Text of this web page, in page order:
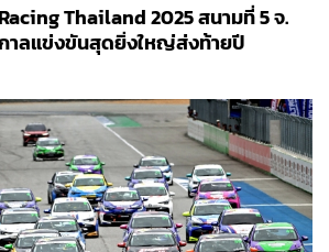
Thailand 2025 สนามที่ 5 จ.
าลแข่งขันสุดยิ่งใหญ่ส่งท้ายปี